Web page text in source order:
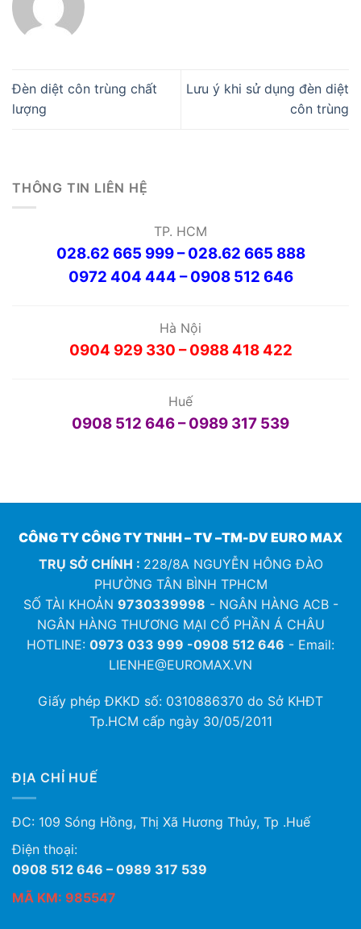
Đèn diệt côn trùng chất
lượng
Lưu ý khi sử dụng đèn diệt
côn trùng
THÔNG TIN LIÊN HỆ
TP. HCM
028.62 665 999 – 028.62 665 888
0972 404 444 – 0908 512 646
Hà Nội
0904 929 330 – 0988 418 422
Huế
0908 512 646 – 0989 317 539
CÔNG TY CÔNG TY TNHH – TV –TM-DV EURO MAX
TRỤ SỞ CHÍNH : 228/8A NGUYỄN HÔNG ĐÀO
PHƯỜNG TÂN BÌNH TPHCM
SỐ TÀI KHOẢN 9730339998 - NGÂN HÀNG ACB -
NGÂN HÀNG THƯƠNG MẠI CỔ PHẦN Á CHÂU
HOTLINE: 0973 033 999 -0908 512 646 - Email:
LIENHE@EUROMAX.VN
Giấy phép ĐKKD số: 0310886370 do Sở KHĐT
Tp.HCM cấp ngày 30/05/2011
ĐỊA CHỈ HUẾ
ĐC: 109 Sóng Hồng, Thị Xã Hương Thủy, Tp .Huế
Điện thoại:
0908 512 646 – 0989 317 539
MÃ KM: 985547